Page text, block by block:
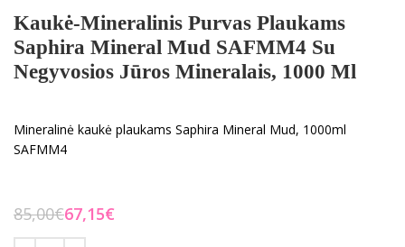
Kaukė-Mineralinis Purvas Plaukams
Saphira Mineral Mud SAFMM4 Su
Negyvosios Jūros Mineralais, 1000 Ml
Mineralinė kaukė plaukams Saphira Mineral Mud, 1000ml
SAFMM4
85,00€67,15€